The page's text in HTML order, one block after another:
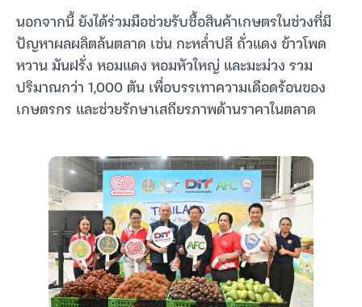
นอกจากนี้ ยังได้ร่วมมือช่วยรับซื้อสินค้าเกษตรในช่วงที่มี
ปัญหาผลผลิตล้นตลาด เช่น กะหล่ำปลี ถั่วแดง ข้าวโพด
หวาน มันฝรั่ง หอมแดง หอมหัวใหญ่ และมะม่วง รวม
ปริมาณกว่า 1,000 ตัน เพื่อบรรเทาความเดือดร้อนของ
เกษตรกร และช่วยรักษาเสถียรภาพด้านราคาในตลาด